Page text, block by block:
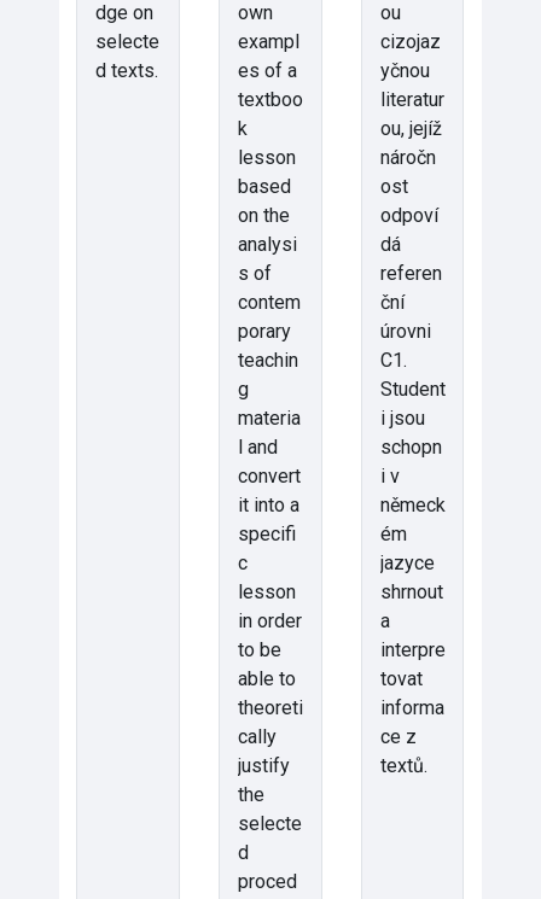
dge on
selecte
d texts.
own
exampl
es of a
textboo
k
lesson
based
on the
analysi
s of
contem
porary
teachin
g
materia
l and
convert
it into a
specifi
c
lesson
in order
to be
able to
theoreti
cally
justify
the
selecte
d
proced
ou
cizojaz
yčnou
literatur
ou, jejíž
náročn
ost
odpoví
dá
referen
ční
úrovni
C1.
Student
i jsou
schopn
i v
německ
ém
jazyce
shrnout
a
interpre
tovat
informa
ce z
textů.